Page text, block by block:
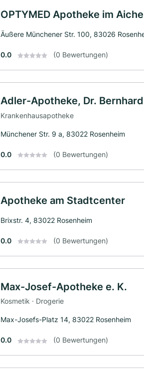
OPTYMED Apotheke im
Äußere Münchener Str. 100, 83026
0.0 (0 Bewertungen)
Adler-Apotheke, Dr.
Krankenhausapotheke
Münchener Str. 9 a, 83022 Rosenheim
0.0 (0 Bewertungen)
Apotheke am Stadtcenter
Brixstr. 4, 83022 Rosenheim
0.0 (0 Bewertungen)
Max-Josef-Apotheke e. K.
Kosmetik · Drogerie
Max-Josefs-Platz 14, 83022 Rosenheim
0.0 (0 Bewertungen)